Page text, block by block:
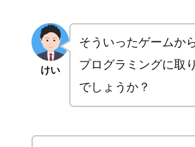
けい
そういったゲームか
プログラミングに取
でしょうか？